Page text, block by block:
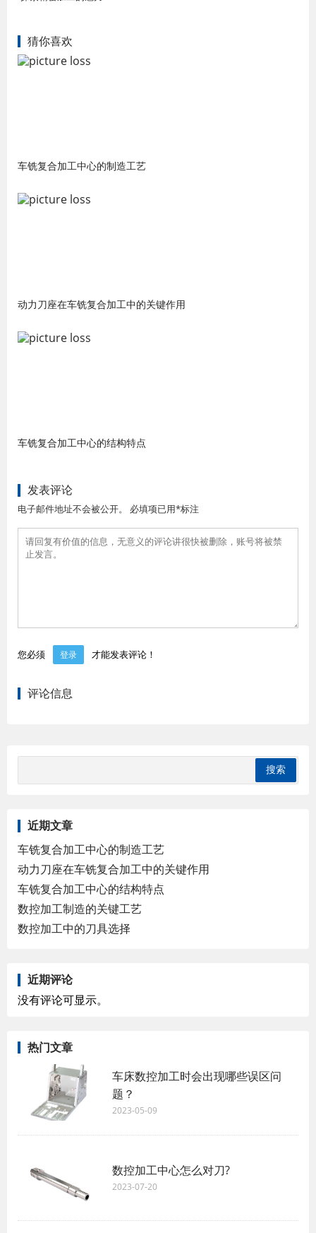
猜你喜欢
车铣复合加工中心的制造工艺
动力刀座在车铣复合加工中的关键作用
车铣复合加工中心的结构特点
发表评论
电子邮件地址不会被公开。 必填项已用*标注
您必须 登录 才能发表评论！
评论信息
近期文章
车铣复合加工中心的制造工艺
动力刀座在车铣复合加工中的关键作用
车铣复合加工中心的结构特点
数控加工制造的关键工艺
数控加工中的刀具选择
近期评论
没有评论可显示。
热门文章
车床数控加工时会出现哪些误区问
题？
2023-05-09
数控加工中心怎么对刀?
2023-07-20